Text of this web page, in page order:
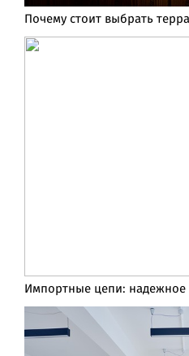
Почему стоит выбрать
Импортные цепи: